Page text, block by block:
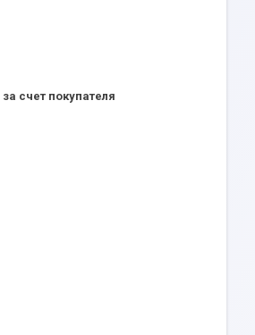
за счет покупателя